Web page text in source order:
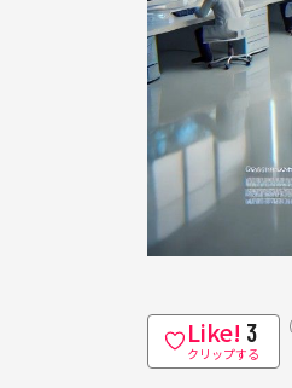
Like! 3
クリップする